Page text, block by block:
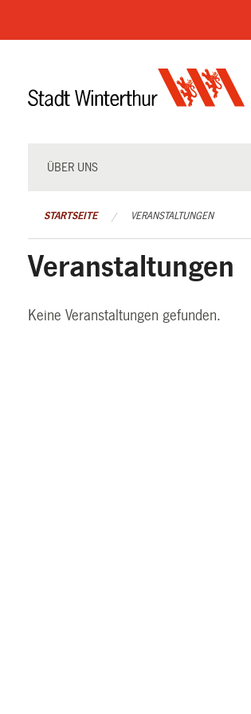
überspringen
ÜBER UNS
STARTSEITE VERANSTALTUNGEN
Veranstaltungen
Keine Veranstaltungen gefunden.